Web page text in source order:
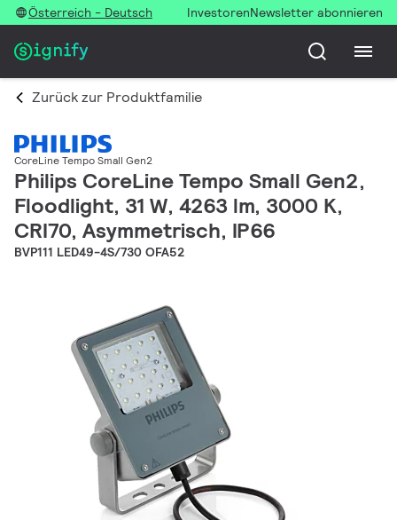
Österreich - Deutsch InvestorenNewsletter abonnieren
Zurück zur Produktfamilie
CoreLine Tempo Small Gen2
Philips CoreLine Tempo Small Gen2,
Floodlight, 31 W, 4263 lm, 3000 K,
CRI70, Asymmetrisch, IP66
BVP111 LED49-4S/730 OFA52